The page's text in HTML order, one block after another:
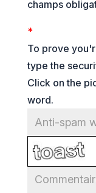
champs
*
To prove
type the
Click on the
word.